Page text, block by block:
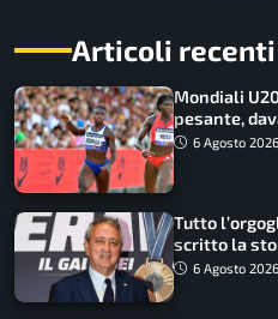
Articoli recenti
Mondiali
pesante,
Non ho nulla
6 Agosto 2026
Tutto
scritto la
6 Agosto 2026